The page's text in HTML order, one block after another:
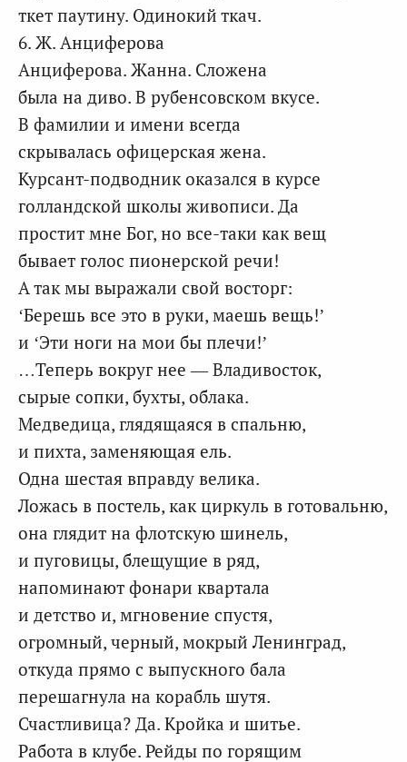
ткет паутину. Одинокий ткач.
6. Ж. Анциферова
Анциферова. Жанна. Сложена
была на диво. В рубенсовском вкусе.
В фамилии и имени всегда
скрывалась офицерская жена.
Курсант-подводник оказался в курсе
голландской школы живописи. Да
простит мне Бог, но все-таки как вещ
бывает голос пионерской речи!
А так мы выражали свой восторг:
‘Берешь все это в руки, маешь вещь!’
и ‘Эти ноги на мои бы плечи!’
…Теперь вокруг нее — Владивосток,
сырые сопки, бухты, облака.
Медведица, глядящаяся в спальню,
и пихта, заменяющая ель.
Одна шестая вправду велика.
Ложась в постель, как циркуль в готовальню,
она глядит на флотскую шинель,
и пуговицы, блещущие в ряд,
напоминают фонари квартала
и детство и, мгновение спустя,
огромный, черный, мокрый Ленинград,
откуда прямо с выпускного бала
перешагнула на корабль шутя.
Счастливица? Да. Кройка и шитье.
Работа в клубе. Рейды по горящим